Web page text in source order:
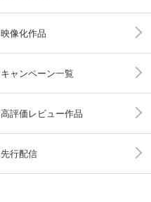
映像化作品
キャンペーン一覧
高評価レビュー作品
先行配信